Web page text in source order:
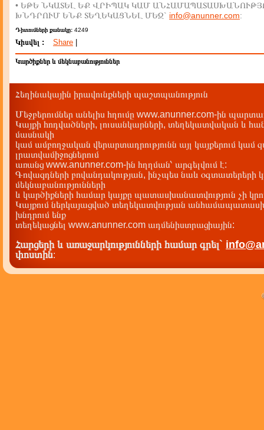
• ԵԹԵ ՆԿԱՏԵԼ ԵՔ ՎՐԻՊԱԿ ԿԱՄ
ԽՆԴՐՈՒՄ ԵՆՔ ՏԵՂԵԿԱՑՆԵԼ ՄԵԶ` info@anunner.com:
Դիտումների քանակը: 4249
Կիսվել : Share
Կարծիքներ և մեկնաբանություններ
Հեղինակային իրավունքների պաշտպանություն
Մեջբերումներ անելիս հղումը www.anunner.com-ին
Կայքի հոդվածների, լուսանկարների, տեղեկատվական և
մասնակի
կամ ամբողջական վերարտադրությունն այլ կայքերում կամ
լրատվամիջոցներում
առանց www.anunner.com-ին հղղման՝ արգելվում է:
Գովազդների բովանդակության, ինչպես նաև օգտատերերի
մեկնաբանությունների
և կարծիքների համար կայքը պատասխանատվություն չի
Կայքում ներկայացված տեղեկատվության
խնդրում ենք
տեղեկացնել www.anunner.com ադմենիստրացիային:
Հարցերի և առաջարկությունների համար գրել`
փոստին: